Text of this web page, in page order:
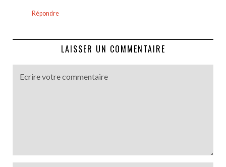
Répondre
LAISSER UN COMMENTAIRE